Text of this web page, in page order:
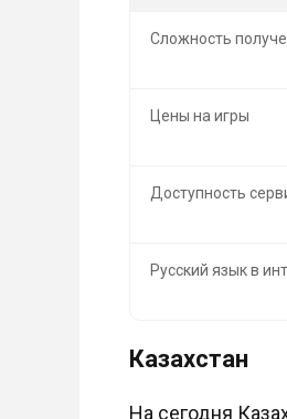
Сложность
Цены на игры
Доступность
Русский язык в
Казахстан
На сегодня